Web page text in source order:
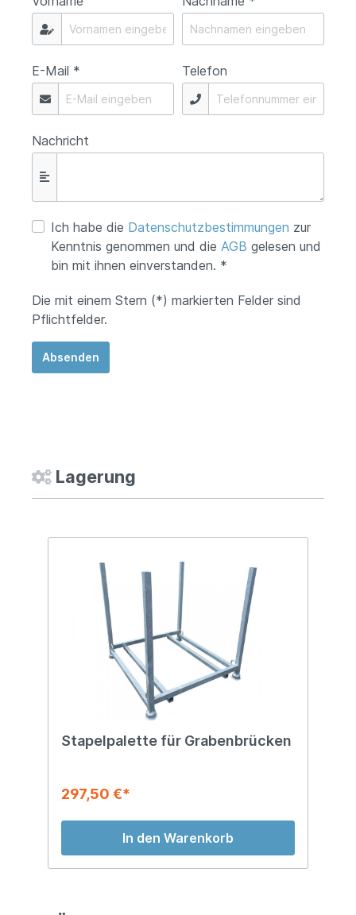
E-Mail * Telefon
Nachricht
Ich habe die Datenschutzbestimmungen zur
Kenntnis genommen und die AGB gelesen und
bin mit ihnen einverstanden. *
Die mit einem Stern (*) markierten Felder sind
Pflichtfelder.
Absenden
Lagerung
Stapelpalette für Grabenbrücken
297,50 €*
In den Warenkorb